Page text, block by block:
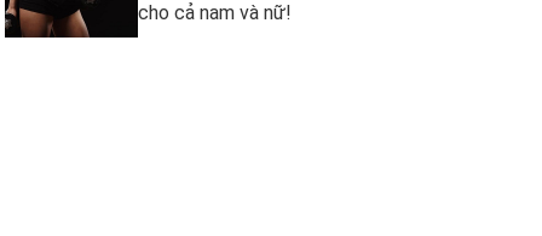
cho cả nam và nữ!